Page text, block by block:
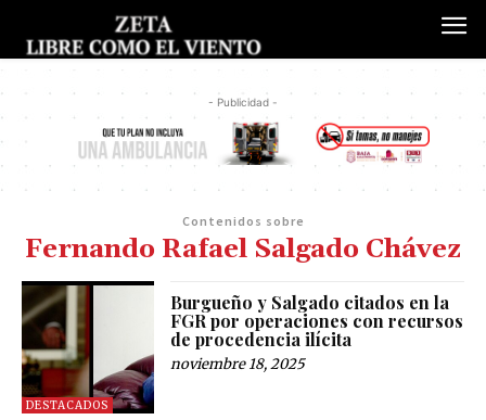
- Publicidad -
Contenidos sobre
Fernando Rafael Salgado Chávez
DESTACADOS
Burgueño y Salgado citados en la
FGR por operaciones con recursos
de procedencia ilícita
noviembre 18, 2025